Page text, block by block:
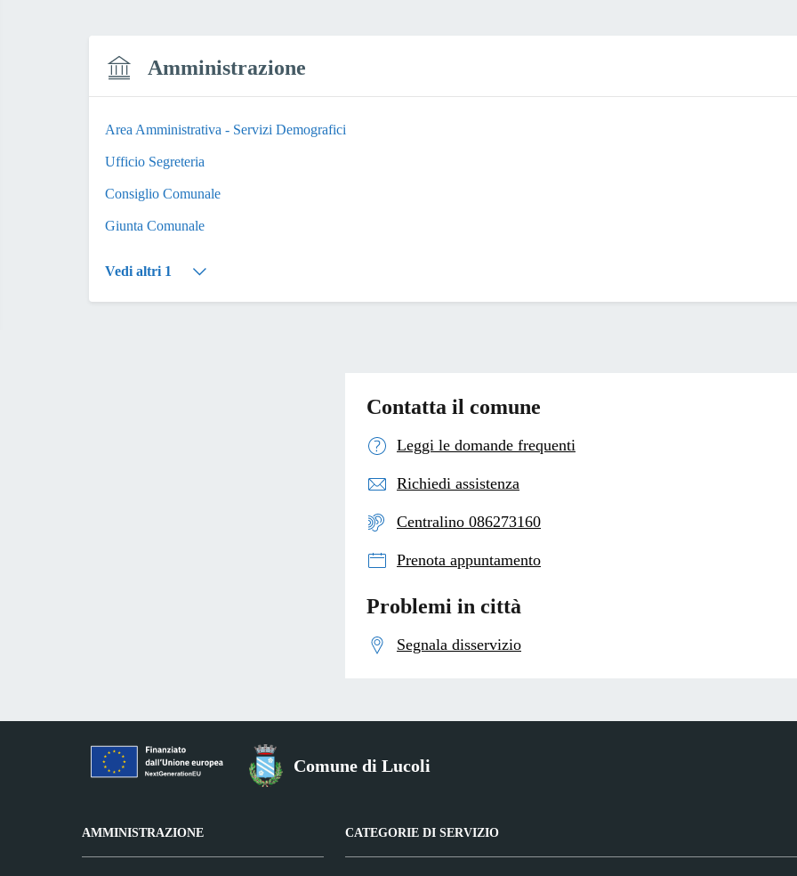
Amministrazione
Area Amministrativa - Servizi Demografici
Ufficio Segreteria
Consiglio Comunale
Giunta Comunale
Vedi altri 1
Contatta il comune
Leggi le domande frequenti
Richiedi assistenza
Centralino 086273160
Prenota appuntamento
Problemi in città
Segnala disservizio
Comune di Lucoli
AMMINISTRAZIONE CATEGORIE DI SERVIZIO